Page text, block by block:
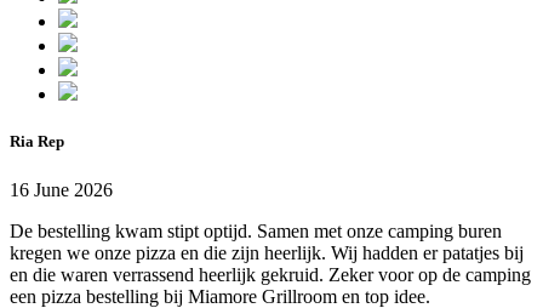
Ria Rep
16 June 2026
De bestelling kwam stipt optijd. Samen met onze camping buren
kregen we onze pizza en die zijn heerlijk. Wij hadden er patatjes bij
en die waren verrassend heerlijk gekruid. Zeker voor op de camping
een pizza bestelling bij Miamore Grillroom en top idee.